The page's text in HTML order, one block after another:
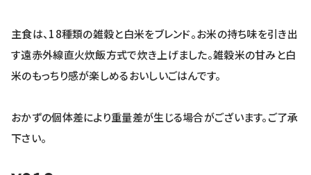
主食は、18種類の雑穀と白米をブレンド。お米の持ち味を引き出
す遠赤外線直火炊飯方式で炊き上げました。雑穀米の甘みと白
米のもっちり感が楽しめるおいしいごはんです。
おかずの個体差により重量差が生じる場合がございます。ご了承
下さい。